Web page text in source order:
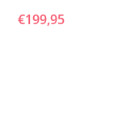
€199,95